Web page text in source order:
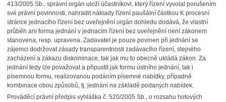
413/2005 Sb., správní orgán uloží účastníkovi, který řízení vyvolal porušením
své právní povinnosti, nahradit náklady řízení paušální částkou K procesní
stránce jednacího řízení bez uveřejnění orgán dohledu dodává, že vlastní
průběh ani forma jednání v jednacím řízení bez uveřejnění není zákonem
stanovena, resp. upravena. Zadavatel je pouze povinen při jednání se
zájemci dodržovat zásady transparentnosti zadávacího řízení, stejného
zacházení a zákazu diskriminace, tak jak mu to obecně ukládá zákon. Za
jednání tedy lze považovat a připustit jak formu ústního jednání, tak i
písemnou formu, realizovanou podáním písemné nabídky, případně
kombinace obou způsobů, tj. jednání na základě podaných nabídek.
Prováděcí právní předpis vyhláška č. 520/2005 Sb., o rozsahu hotových